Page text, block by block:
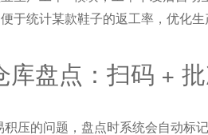
于统计某款鞋子的返工率，优化生
库盘点：扫码 +
积压的问题，盘点时系统会自动标